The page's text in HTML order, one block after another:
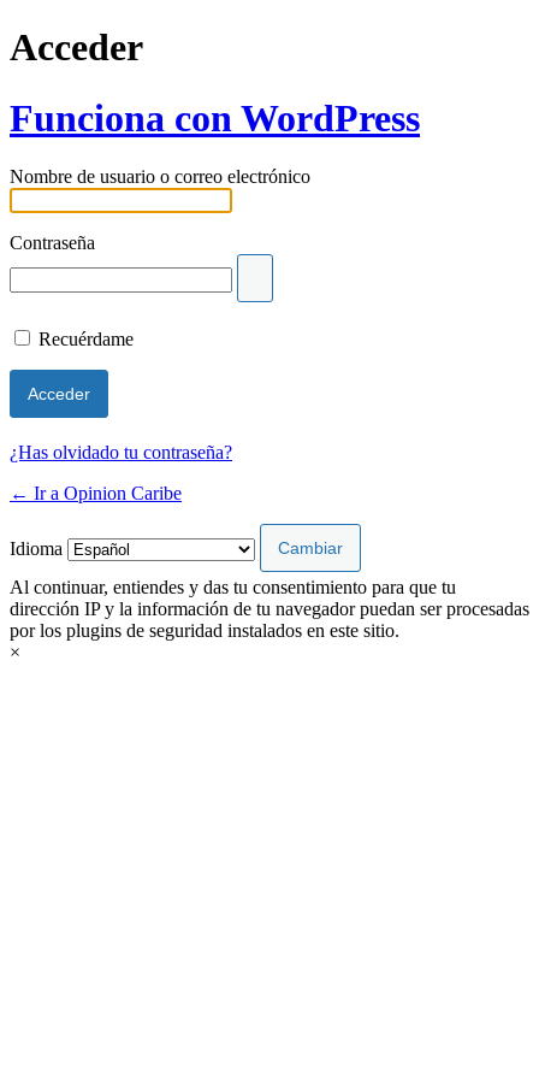
Acceder
Funciona con WordPress
Nombre de usuario o correo electrónico
Contraseña
Recuérdame
¿Has olvidado tu contraseña?
← Ir a Opinion Caribe
Idioma
Al continuar, entiendes y das tu consentimiento para que tu
dirección IP y la información de tu navegador puedan ser procesadas
por los plugins de seguridad instalados en este sitio.
×